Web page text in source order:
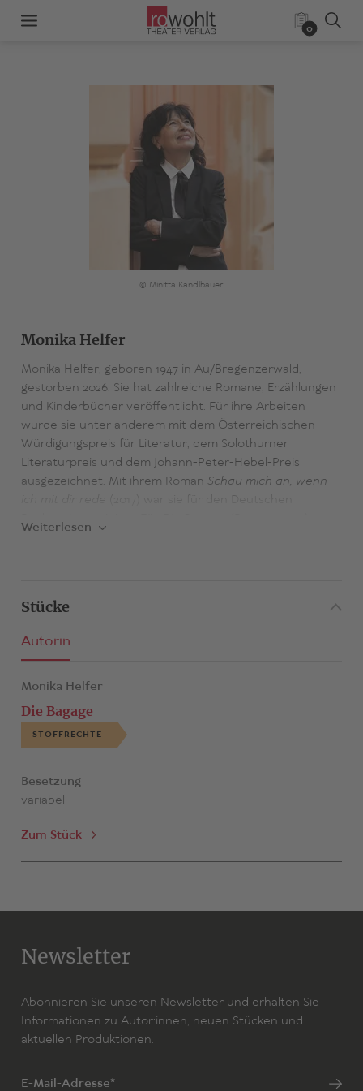
0
© Minitta Kandlbauer
Monika Helfer
Monika Helfer, geboren 1947 in Au/Bregenzerwald,
gestorben 2026. Sie hat zahlreiche Romane, Erzählungen
und Kinderbücher veröffentlicht. Für ihre Arbeiten
wurde sie unter anderem mit dem Österreichischen
Würdigungspreis für Literatur, dem Solothurner
Literaturpreis und dem Johann-Peter-Hebel-Preis
ausgezeichnet. Mit ihrem Roman Schau mich an, wenn
Buchpreis nominiert. Für
Weiterlesen
Stücke
Autorin
Monika Helfer
Die Bagage
STOFFRECHTE
Besetzung
variabel
Zum Stück
Newsletter
Abonnieren Sie unseren Newsletter und erhalten Sie
Informationen zu Autor:innen, neuen Stücken und
aktuellen Produktionen.
E-Mail-Adresse*